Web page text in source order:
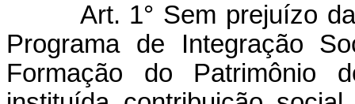
Art. 1° Sem prejuízo
Programa de Integração
Formação do Patrimônio